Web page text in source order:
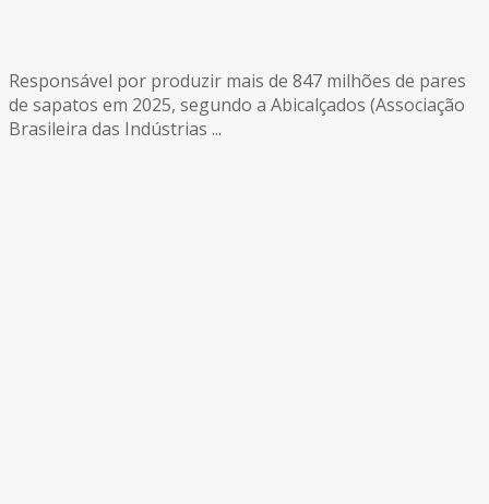
Responsável por produzir mais de 847 milhões de pares
de sapatos em 2025, segundo a Abicalçados (Associação
Brasileira das Indústrias ...